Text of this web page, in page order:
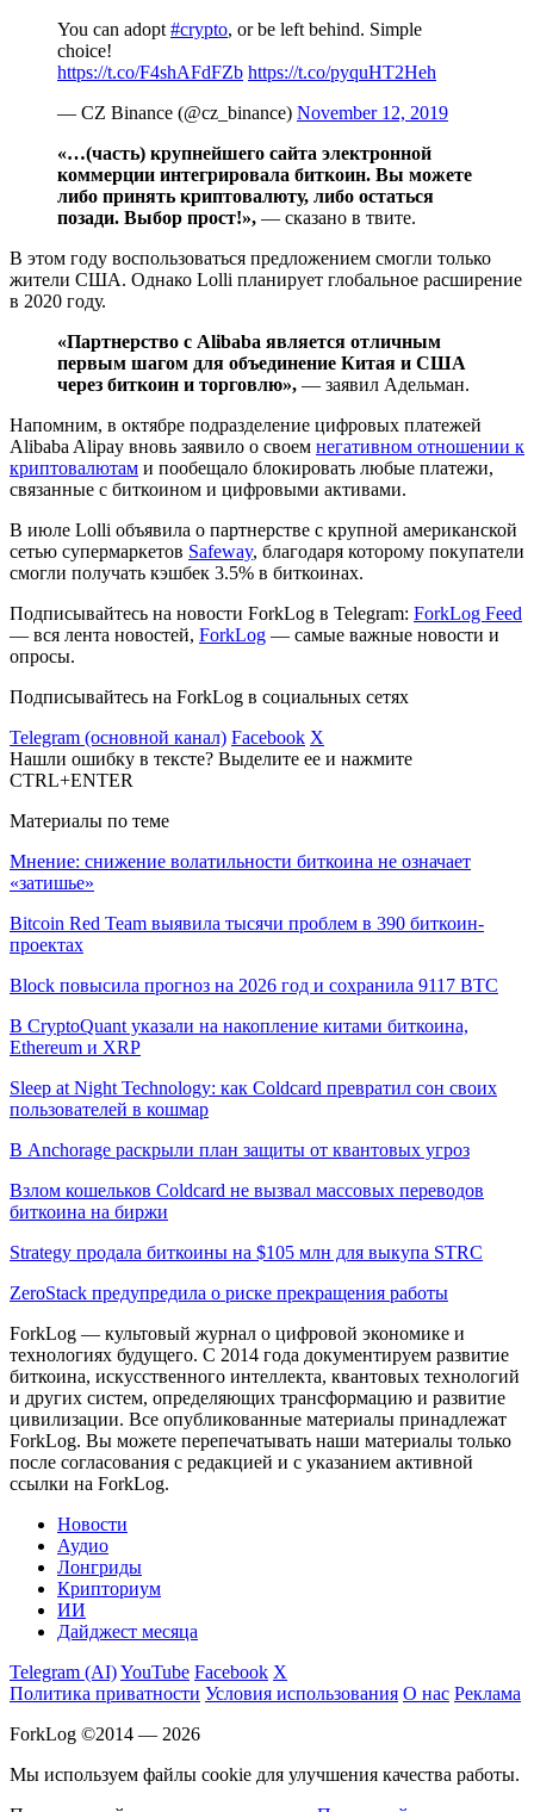
You can adopt #crypto, or be left behind. Simple
choice!
https://t.co/F4shAFdFZb https://t.co/pyquHT2Heh
— CZ Binance (@cz_binance) November 12, 2019
«…(часть) крупнейшего сайта электронной
коммерции интегрировала биткоин. Вы можете
либо принять криптовалюту, либо остаться
позади. Выбор прост!», — сказано в твите.
В этом году воспользоваться предложением смогли только
жители США. Однако Lolli планирует глобальное расширение
в 2020 году.
«Партнерство с Alibaba является отличным
первым шагом для объединение Китая и США
через биткоин и торговлю», — заявил Адельман.
Напомним, в октябре подразделение цифровых платежей
Alibaba Alipay вновь заявило о своем негативном отношении к
криптовалютам и пообещало блокировать любые платежи,
связанные с биткоином и цифровыми активами.
В июле Lolli объявила о партнерстве с крупной американской
сетью супермаркетов Safeway, благодаря которому покупатели
смогли получать кэшбек 3.5% в биткоинах.
Подписывайтесь на новости ForkLog в Telegram: ForkLog Feed
— вся лента новостей, ForkLog — самые важные новости и
опросы.
Подписывайтесь на ForkLog в социальных сетях
Telegram (основной канал) Facebook X
Нашли ошибку в тексте? Выделите ее и нажмите
CTRL+ENTER
Материалы по теме
Мнение: снижение волатильности биткоина не означает
«затишье»
Bitcoin Red Team выявила тысячи проблем в 390 биткоин-
проектах
Block повысила прогноз на 2026 год и сохранила 9117 BTC
В CryptoQuant указали на накопление китами биткоина,
Ethereum и XRP
Sleep at Night Technology: как Coldcard превратил сон своих
пользователей в кошмар
В Anchorage раскрыли план защиты от квантовых угроз
Взлом кошельков Coldcard не вызвал массовых переводов
биткоина на биржи
Strategy продала биткоины на $105 млн для выкупа STRC
ZeroStack предупредила о риске прекращения работы
ForkLog — культовый журнал о цифровой экономике и
технологиях будущего. С 2014 года документируем развитие
биткоина, искусственного интеллекта, квантовых технологий
и других систем, определяющих трансформацию и развитие
цивилизации. Все опубликованные материалы принадлежат
ForkLog. Вы можете перепечатывать наши материалы только
после согласования с редакцией и с указанием активной
ссылки на ForkLog.
Новости
Аудио
Лонгриды
Крипториум
ИИ
Дайджест месяца
Telegram (AI)YouTube Facebook X
Политика приватности Условия использования О нас Реклама
ForkLog ©2014 — 2026
Мы используем файлы cookie для улучшения качества работы.